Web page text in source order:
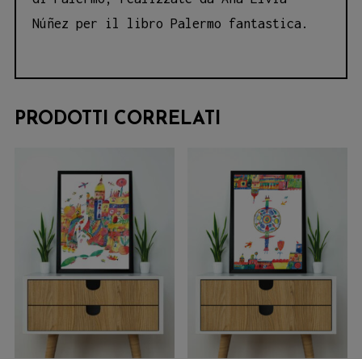
Núñez per il libro Palermo fantastica.
PRODOTTI CORRELATI